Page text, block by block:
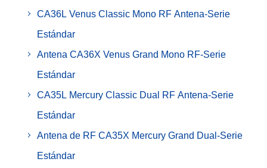
CA36L Venus Classic Mono RF Antena-Serie
Estándar
Antena CA36X Venus Grand Mono RF-Serie
Estándar
CA35L Mercury Classic Dual RF Antena-Serie
Estándar
Antena de RF CA35X Mercury Grand Dual-Serie
Estándar